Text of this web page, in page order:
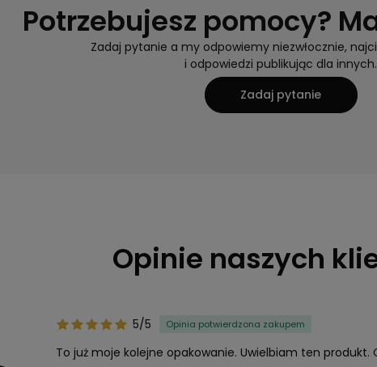
Potrzebujesz pomocy?
Zadaj pytanie a my odpowiemy niezwłocznie,
i odpowiedzi publikując dla innych.
Zadaj pytanie
Opinie naszych
5/5 Opinia potwierdzona zakupem
To już moje kolejne opakowanie. Uwielbiam ten produkt.